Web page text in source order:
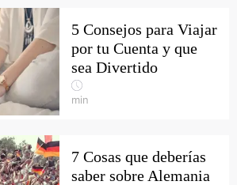
5 Consejos para Viajar
por tu Cuenta y que
sea Divertido
min
7 Cosas que deberías
saber sobre Alemania